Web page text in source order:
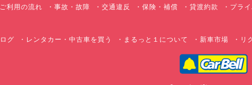
ご利用の流れ 事故・故障 交通違反 保険・補償 貸渡約款 プラ
グ レンタカー・中古車を買う まるっと１について 新車市場 リ